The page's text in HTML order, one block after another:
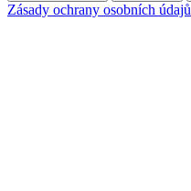
Zásady ochrany osobních údajů